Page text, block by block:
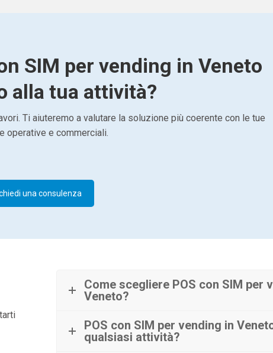
SIM per vending in Veneto
alla tua attività?
Ti aiuteremo a valutare la soluzione più coerente con le tue
operative e commerciali.
una consulenza
Come scegliere POS con SIM per
Veneto?
POS con SIM per vending in
qualsiasi attività?